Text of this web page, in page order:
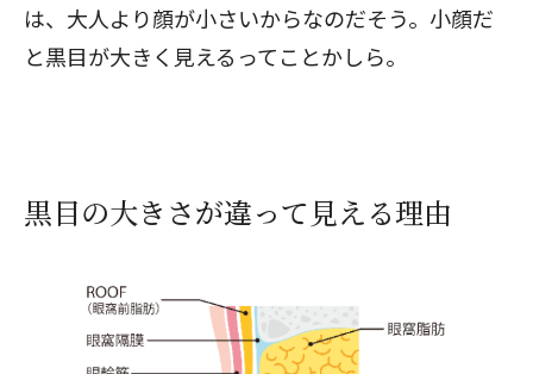
は、大人より顔が小さいからなのだそう。小顔だ
と黒目が大きく見えるってことかしら。
黒目の大きさが違って見える理由